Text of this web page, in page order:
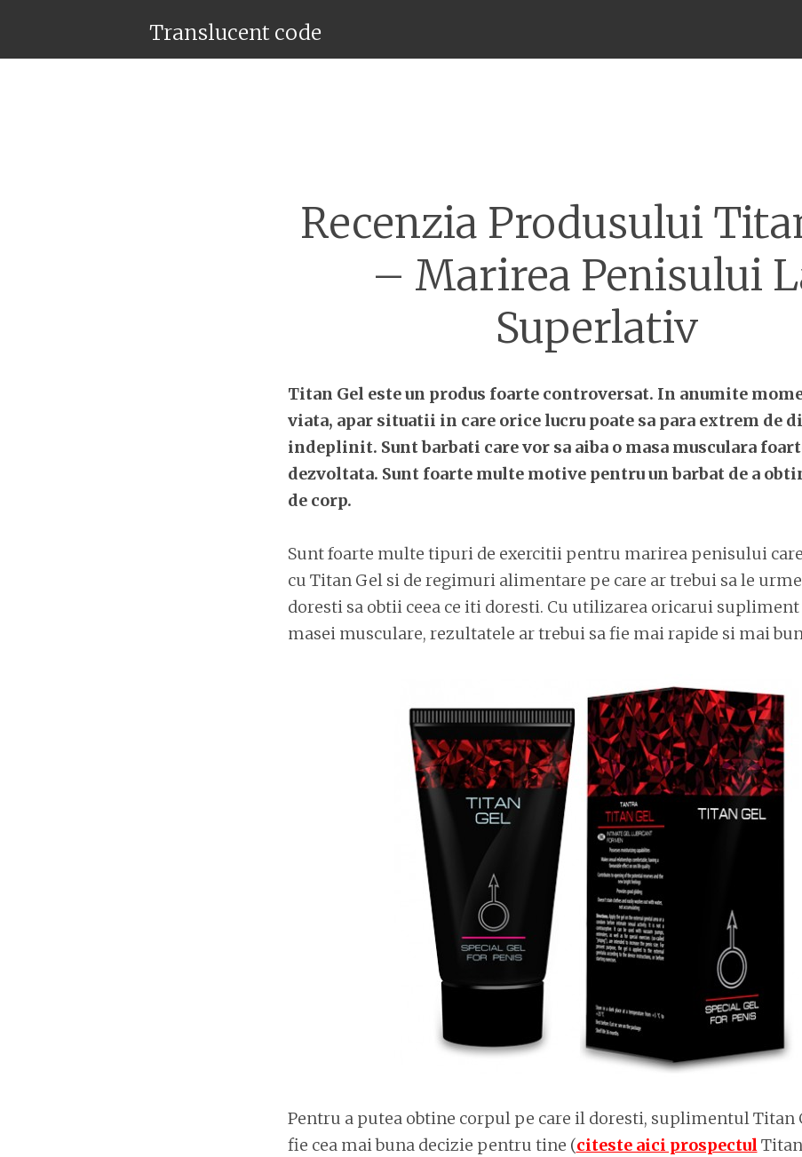
Translucent code
Recenzia Produsului
– Marirea Penisului
Superlativ
Titan Gel este un produs foarte controversat. In anumite
viata, apar situatii in care orice lucru poate sa para extrem de
indeplinit. Sunt barbati care vor sa aiba o masa musculara
dezvoltata. Sunt foarte multe motive pentru un barbat de a
de corp.
Sunt foarte multe tipuri de exercitii pentru marirea penisului
cu Titan Gel si de regimuri alimentare pe care ar trebui sa le
doresti sa obtii ceea ce iti doresti. Cu utilizarea oricarui supliment
masei musculare, rezultatele ar trebui sa fie mai rapide si mai
Pentru a putea obtine corpul pe care il doresti, suplimentul Titan
fie cea mai buna decizie pentru tine (citeste aici prospectul